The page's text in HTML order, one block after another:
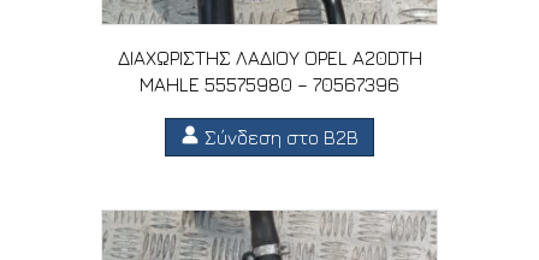
ΔΙΑΧΩΡΙΣΤΗΣ ΛΑΔΙΟΥ OPEL A20DTH
MAHLE 55575980 – 70567396
Σύνδεση στο B2B